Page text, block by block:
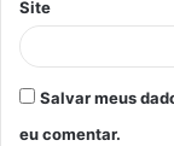
Site
Salvar meus
eu comentar.